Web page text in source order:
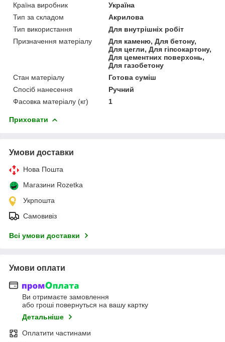
Країна виробник
Україна
Тип за складом
Акрилова
Тип використання
Для внутрішніх робіт
Призначення матеріалу
Для каменю, Для бетону,
Для цегли, Для гіпсокартону,
Для цементних поверхонь,
Для газобетону
Стан матеріалу
Готова суміш
Спосіб нанесення
Ручний
Фасовка матеріалу (кг)
1
Приховати
Умови доставки
Нова Пошта
Магазини Rozetka
Укрпошта
Самовивіз
Всі умови доставки
Умови оплати
Ви отримаєте замовлення
або гроші повернуться на вашу картку
Детальніше
Оплатити частинами